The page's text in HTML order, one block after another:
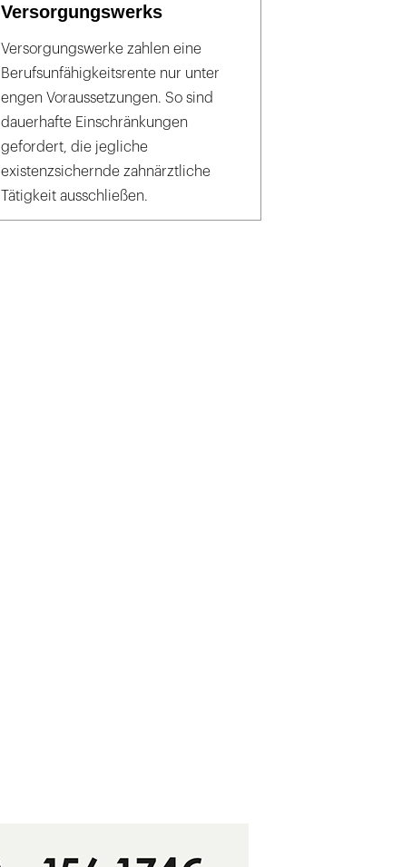
Versorgungswerks
Versorgungswerke zahlen eine
Berufsunfähigkeitsrente nur unter
engen Voraussetzungen. So sind
dauerhafte Einschränkungen
gefordert, die jegliche
existenzsichernde zahnärztliche
Tätigkeit ausschließen.